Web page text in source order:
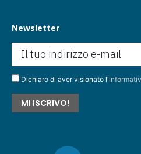
Newsletter
Dichiaro di aver visionato l'